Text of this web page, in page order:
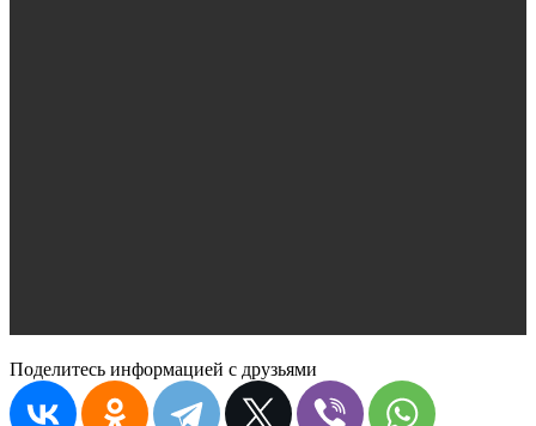
Поделитесь информацией с друзьями